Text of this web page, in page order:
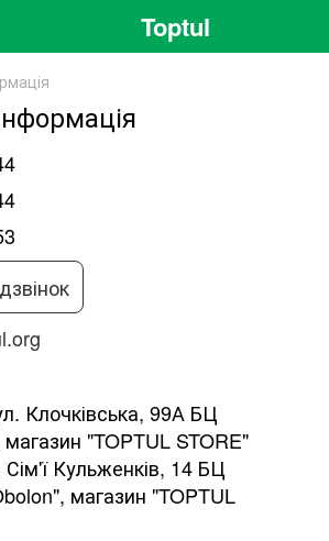
Toptul
Клочківська, 99А БЦ
"TOPTUL STORE"
Кульженків, 14 БЦ
магазин "TOPTUL